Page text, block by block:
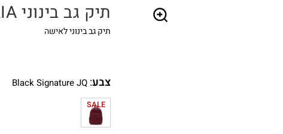
תיק גב בינוני DELIA
תיק גב בינוני לאישה
צבע:
Black Signature JQ
SALE